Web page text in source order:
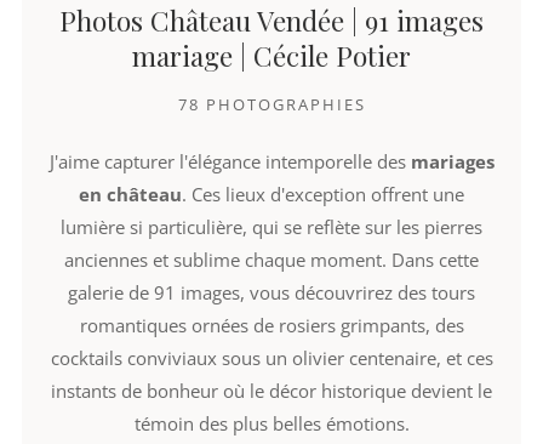
Photos Château Vendée | 91 images
mariage | Cécile Potier
78 PHOTOGRAPHIES
J'aime capturer l'élégance intemporelle des mariages
en château. Ces lieux d'exception offrent une
lumière si particulière, qui se reflète sur les pierres
anciennes et sublime chaque moment. Dans cette
galerie de 91 images, vous découvrirez des tours
romantiques ornées de rosiers grimpants, des
cocktails conviviaux sous un olivier centenaire, et ces
instants de bonheur où le décor historique devient le
témoin des plus belles émotions.